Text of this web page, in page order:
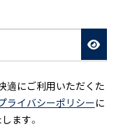
適にご利用いただくた
ライバシーポリシーに
ます。